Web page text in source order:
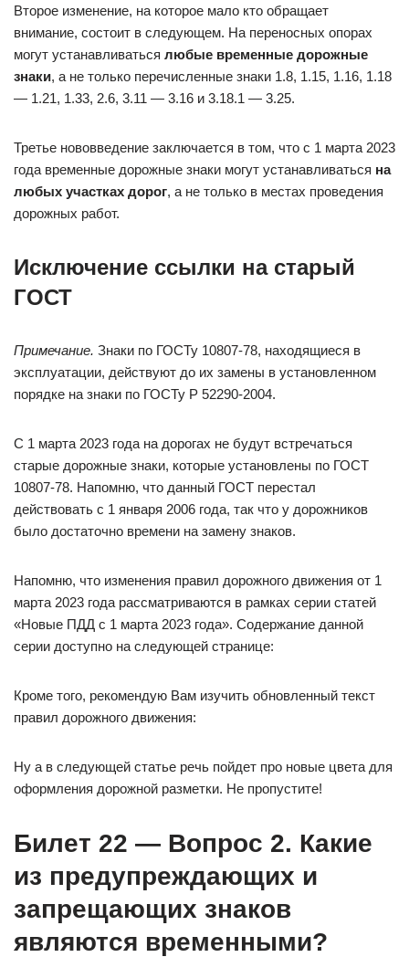
Второе изменение, на которое мало кто обращает
внимание, состоит в следующем. На переносных опорах
могут устанавливаться любые временные дорожные
знаки, а не только перечисленные знаки 1.8, 1.15, 1.16, 1.18
— 1.21, 1.33, 2.6, 3.11 — 3.16 и 3.18.1 — 3.25.
Третье нововведение заключается в том, что с 1 марта 2023
года временные дорожные знаки могут устанавливаться на
любых участках дорог, а не только в местах проведения
дорожных работ.
Исключение ссылки на старый
ГОСТ
Примечание. Знаки по ГОСТу 10807-78, находящиеся в
эксплуатации, действуют до их замены в установленном
порядке на знаки по ГОСТу Р 52290-2004.
С 1 марта 2023 года на дорогах не будут встречаться
старые дорожные знаки, которые установлены по ГОСТ
10807-78. Напомню, что данный ГОСТ перестал
действовать с 1 января 2006 года, так что у дорожников
было достаточно времени на замену знаков.
Напомню, что изменения правил дорожного движения от 1
марта 2023 года рассматриваются в рамках серии статей
«Новые ПДД с 1 марта 2023 года». Содержание данной
серии доступно на следующей странице:
Кроме того, рекомендую Вам изучить обновленный текст
правил дорожного движения:
Ну а в следующей статье речь пойдет про новые цвета для
оформления дорожной разметки. Не пропустите!
Билет 22 — Вопрос 2. Какие
из предупреждающих и
запрещающих знаков
являются временными?